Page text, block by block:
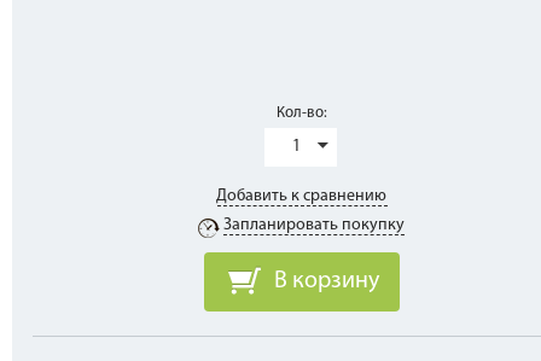
Кол-во:
1
Добавить к сравнению
Запланировать покупку
В корзину